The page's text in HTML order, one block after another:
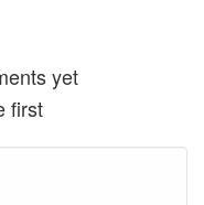
yet
first